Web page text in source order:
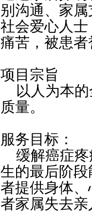
别沟通、家
社会爱心人
痛苦，被患者
项目宗旨
以人为本的
质量。
服务目标：
缓解癌症疼
生的最后阶
者提供身体
者家属失去